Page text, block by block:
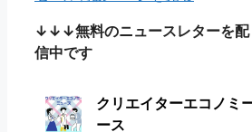
↓↓↓無料のニュースレターを配
信中です